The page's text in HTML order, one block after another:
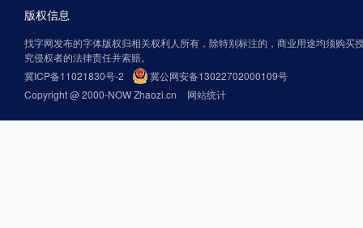
版权信息
找字网发布的字体版权归相关权利人所有，除特别标注的，商业用途均须购买
究侵权者的法律责任并索赔。
冀ICP备11021830号-2
冀公网安备13022702000109号
Copyright @ 2000-NOW Zhaozi.cn
网站统计